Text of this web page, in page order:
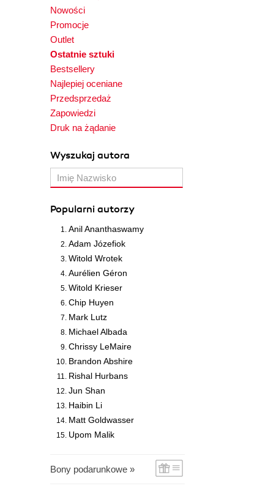
Nowości
Promocje
Outlet
Ostatnie sztuki
Bestsellery
Najlepiej oceniane
Przedsprzedaż
Zapowiedzi
Druk na żądanie
Wyszukaj autora
Popularni autorzy
Anil Ananthaswamy
Adam Józefiok
Witold Wrotek
Aurélien Géron
Witold Krieser
Chip Huyen
Mark Lutz
Michael Albada
Chrissy LeMaire
Brandon Abshire
Rishal Hurbans
Jun Shan
Haibin Li
Matt Goldwasser
Upom Malik
Bony podarunkowe »